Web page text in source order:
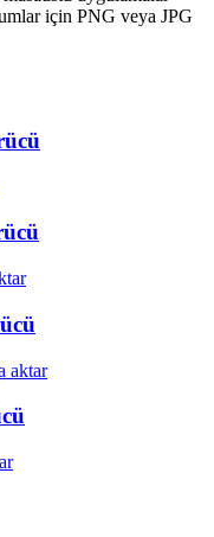
için PNG veya JPG
aktar